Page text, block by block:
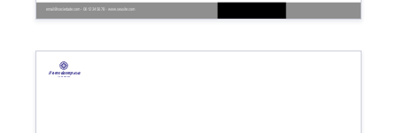
email@sociedade.com - 06 12 34 56 78 - www.seusite.com
Nome da empresa